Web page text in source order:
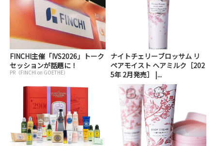
FINCHI主催「IVS2026」トーク
セッションが話題に！
PR（FINCHI on GOETHE）
ナイトチェリーブロッサム リ
ペアモイスト ヘアミルク［202
5年 2月発売］ |...